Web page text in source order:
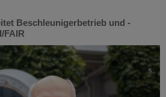
Beschleunigerbetrieb und -
FAIR